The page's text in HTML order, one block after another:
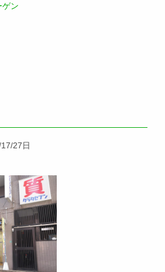
ゲン
27日